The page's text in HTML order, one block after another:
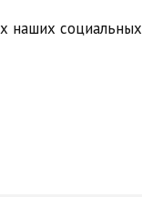
наших социальных